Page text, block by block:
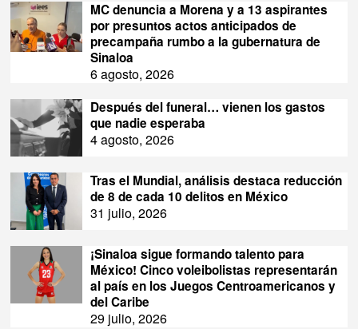
MC denuncia a Morena y a 13 aspirantes
por presuntos actos anticipados de
precampaña rumbo a la gubernatura de
Sinaloa
6 agosto, 2026
Después del funeral… vienen los gastos
que nadie esperaba
4 agosto, 2026
Tras el Mundial, análisis destaca reducción
de 8 de cada 10 delitos en México
31 julio, 2026
¡Sinaloa sigue formando talento para
México! Cinco voleibolistas representarán
al país en los Juegos Centroamericanos y
del Caribe
29 julio, 2026